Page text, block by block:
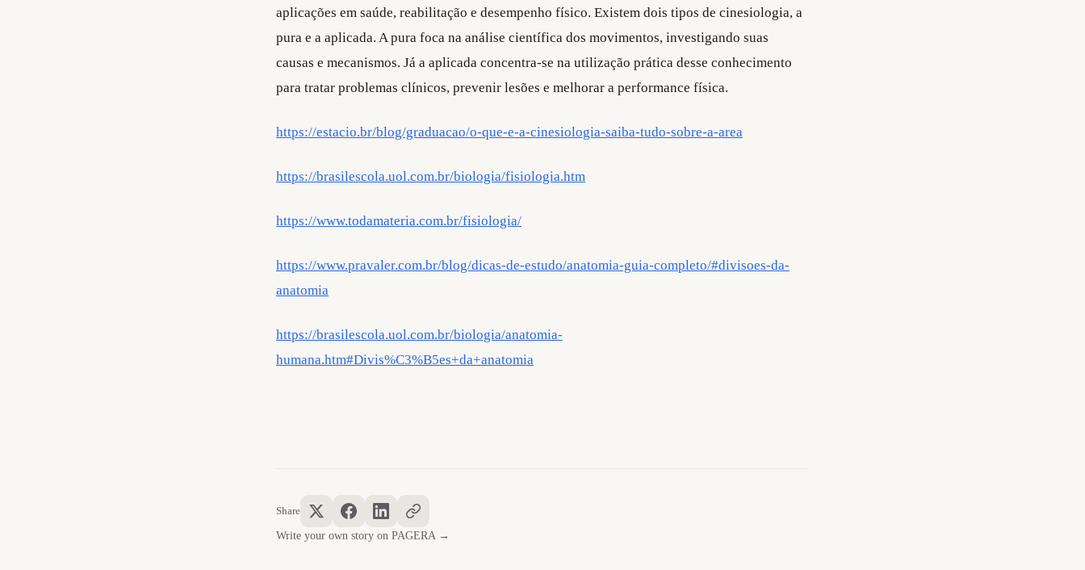
aplicações em saúde, reabilitação e desempenho físico. Existem dois tipos de cinesiologia, a
pura e a aplicada. A pura foca na análise científica dos movimentos, investigando suas
causas e mecanismos. Já a aplicada concentra-se na utilização prática desse conhecimento
para tratar problemas clínicos, prevenir lesões e melhorar a performance física.
https://estacio.br/blog/graduacao/o-que-e-a-cinesiologia-saiba-tudo-sobre-a-area
https://brasilescola.uol.com.br/biologia/fisiologia.htm
https://www.todamateria.com.br/fisiologia/
https://www.pravaler.com.br/blog/dicas-de-estudo/anatomia-guia-completo/#divisoes-da-
anatomia
https://brasilescola.uol.com.br/biologia/anatomia-
humana.htm#Divis%C3%B5es+da+anatomia
Share
Write your own story on PAGERA →